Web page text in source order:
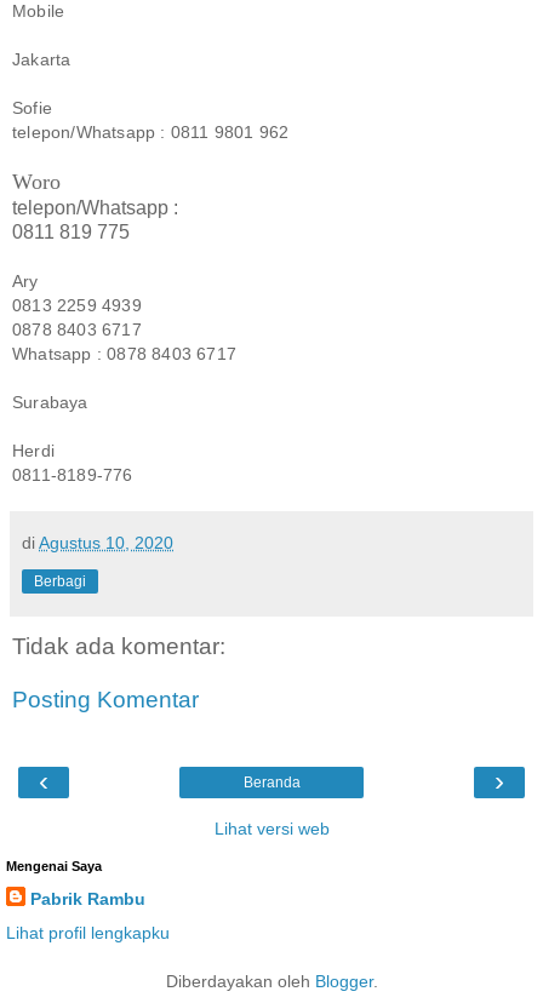
Mobile
Jakarta
Sofie
telepon/Whatsapp : 0811 9801 962
Woro
telepon/Whatsapp :
0811 819 775
Ary
0813 2259 4939
0878 8403 6717
Whatsapp : 0878 8403 6717
Surabaya
Herdi
0811-8189-776
diAgustus 10, 2020
Berbagi
Tidak ada komentar:
Posting Komentar
‹ ›
Beranda
Lihat versi web
Mengenai Saya
Pabrik Rambu
Lihat profil lengkapku
Diberdayakan oleh Blogger.